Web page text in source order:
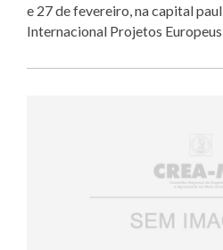
e 27 de fevereiro, na capital
Internacional Projetos